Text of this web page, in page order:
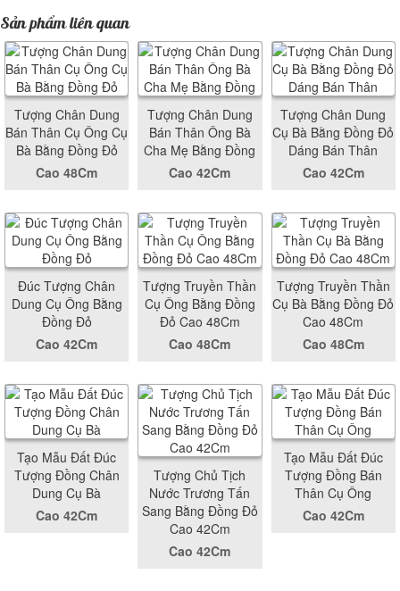
Sản phẩm liên quan
Tượng Chân Dung
Bán Thân Cụ Ông Cụ
Bà Bằng Đồng Đỏ
Cao 48Cm
Tượng Chân Dung
Bán Thân Ông Bà
Cha Mẹ Bằng Đồng
Cao 42Cm
Tượng Chân Dung
Cụ Bà Bằng Đồng Đỏ
Dáng Bán Thân
Cao 42Cm
Đúc Tượng Chân
Dung Cụ Ông Bằng
Đồng Đỏ
Cao 42Cm
Tượng Truyền Thần
Cụ Ông Bằng Đồng
Đỏ Cao 48Cm
Cao 48Cm
Tượng Truyền Thần
Cụ Bà Bằng Đồng Đỏ
Cao 48Cm
Cao 48Cm
Tạo Mẫu Đất Đúc
Tượng Đồng Chân
Dung Cụ Bà
Cao 42Cm
Tượng Chủ Tịch
Nước Trương Tấn
Sang Bằng Đồng Đỏ
Cao 42Cm
Cao 42Cm
Tạo Mẫu Đất Đúc
Tượng Đồng Bán
Thân Cụ Ông
Cao 42Cm